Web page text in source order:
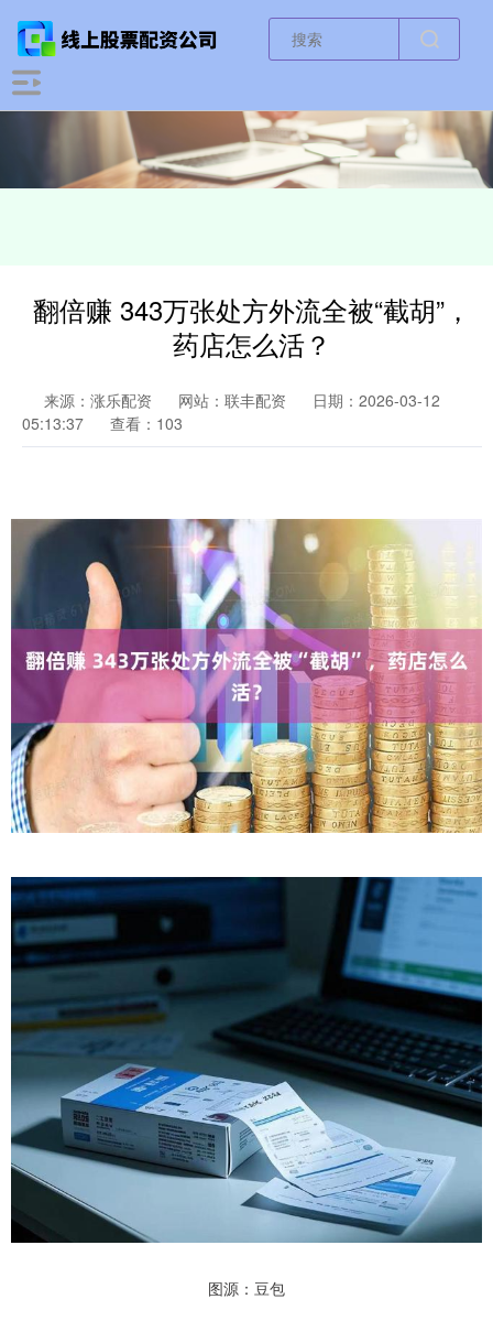
翻倍赚 343万张处方外流全被“截胡”，
药店怎么活？
来源：涨乐配资 网站：联丰配资
日期：2026-03-12
05:13:37
查看：103
图源：豆包